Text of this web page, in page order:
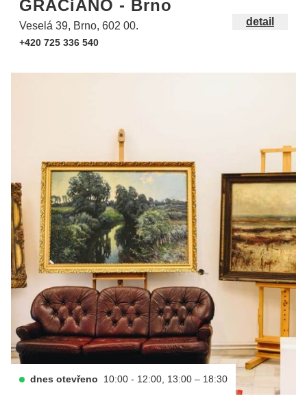
GRACiANO - Brno
Veselá 39, Brno, 602 00.
+420 725 336 540
detail
dnes otevřeno 10:00 - 12:00, 13:00 – 18:30